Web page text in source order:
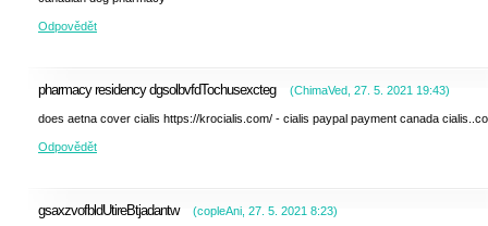
Odpovědět
pharmacy residency dgsolbvfdTochusexcteg (ChimaVed 27. 5. 2021 19:43)
does aetna cover cialis https://krocialis.com/ - cialis paypal payment canada
Odpovědět
gsaxzvofbldUtireBtjadantw (copleAni 27. 5. 2021 8:23)